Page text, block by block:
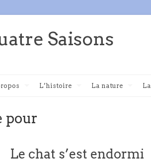
Saisons
L’histoire La nature
pour
Le chat s’est endormi